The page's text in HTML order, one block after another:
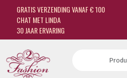
GRATIS VERZENDING VANAF € 100
CHAT MET LINDA
30 JAAR ERVARING